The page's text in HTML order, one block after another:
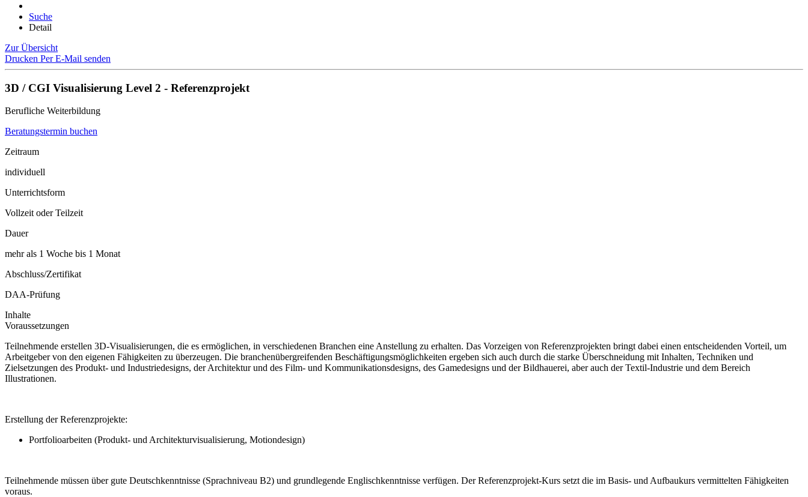
Suche
Detail
Zur Übersicht
Drucken Per E-Mail senden
3D / CGI Visualisierung Level 2 - Referenzprojekt
Berufliche Weiterbildung
Beratungstermin buchen
Zeitraum
individuell
Unterrichtsform
Vollzeit oder Teilzeit
Dauer
mehr als 1 Woche bis 1 Monat
Abschluss/Zertifikat
DAA-Prüfung
Inhalte
Voraussetzungen
Teilnehmende erstellen 3D-Visualisierungen, die es ermöglichen, in verschiedenen Branchen eine Anstellung zu erhalten. Das Vorzeigen von Referenzprojekten bringt dabei einen entscheidenden Vorteil, um
Arbeitgeber von den eigenen Fähigkeiten zu überzeugen. Die branchenübergreifenden Beschäftigungsmöglichkeiten ergeben sich auch durch die starke Überschneidung mit Inhalten, Techniken und
Zielsetzungen des Produkt- und Industriedesigns, der Architektur und des Film- und Kommunikationsdesigns, des Gamedesigns und der Bildhauerei, aber auch der Textil-Industrie und dem Bereich
Illustrationen.
Erstellung der Referenzprojekte:
Portfolioarbeiten (Produkt- und Architekturvisualisierung, Motiondesign)
Teilnehmende müssen über gute Deutschkenntnisse (Sprachniveau B2) und grundlegende Englischkenntnisse verfügen. Der Referenzprojekt-Kurs setzt die im Basis- und Aufbaukurs vermittelten Fähigkeiten
voraus.